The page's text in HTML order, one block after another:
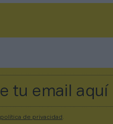
política de privacidad